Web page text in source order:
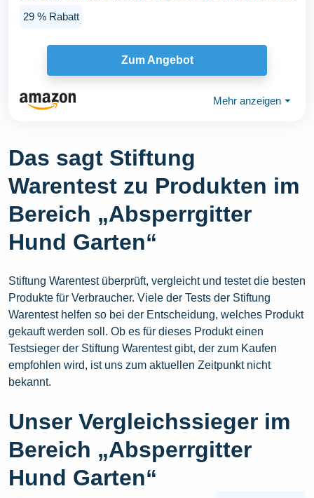
29 % Rabatt
Zum Angebot
Mehr anzeigen ⏷
Das sagt Stiftung
Warentest zu Produkten im
Bereich „Absperrgitter
Hund Garten“
Stiftung Warentest überprüft, vergleicht und testet die besten
Produkte für Verbraucher. Viele der Tests der Stiftung
Warentest helfen so bei der Entscheidung, welches Produkt
gekauft werden soll. Ob es für dieses Produkt einen
Testsieger der Stiftung Warentest gibt, der zum Kaufen
empfohlen wird, ist uns zum aktuellen Zeitpunkt nicht
bekannt.
Unser Vergleichssieger im
Bereich „Absperrgitter
Hund Garten“